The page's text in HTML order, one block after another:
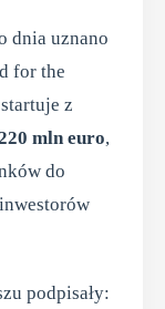
dnia uznano
for the
z
mln euro,
do
podpisały: